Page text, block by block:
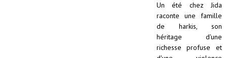
Un été chez Jida
raconte une famille
de harkis, son
héritage d'une
richesse profuse et